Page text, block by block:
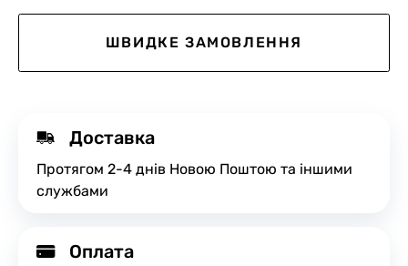
ШВИДКЕ ЗАМОВЛЕННЯ
Доставка
Протягом 2-4 днів Новою Поштою та іншими
службами
Оплата